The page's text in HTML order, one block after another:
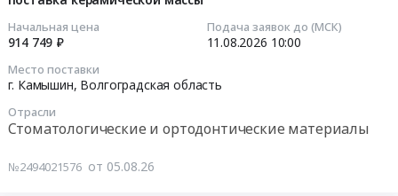
Начальная цена
914 749 ₽
Подача заявок до (МСК)
11.08.2026 10:00
Место поставки
г. Камышин, Волгоградская область
Отрасли
Стоматологические и ортодонтические материалы
№2494021576 от 05.08.26